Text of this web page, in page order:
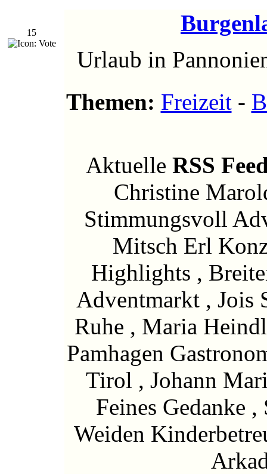
15
Urlaub in
Themen: Freizeit-
Aktuelle RSS
Christine
Stimmungsvoll
Mitsch Erl
Highlights ,
Adventmarkt , Jois
Ruhe , Maria
Pamhagen
Tirol , Johann
Feines Gedanke
Weiden